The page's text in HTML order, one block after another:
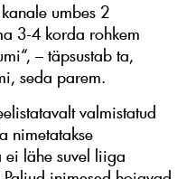
umbes 2
3-4 korda rohkem
– täpsustab ta,
seda parem.
valmistatud
nimetatakse
ei lähe suvel liiga